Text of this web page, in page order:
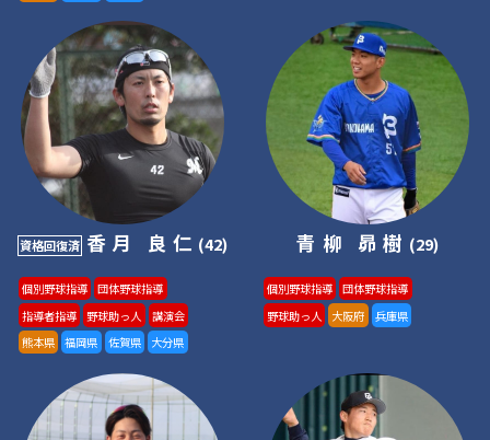
資格回復済 香月 良仁 (42)
個別野球指導
団体野球指導
指導者指導
野球助っ人
講演会
熊本県
福岡県 佐賀県 大分県
青柳 昴樹 (29)
個別野球指導
団体野球指導
野球助っ人
大阪府 兵庫県